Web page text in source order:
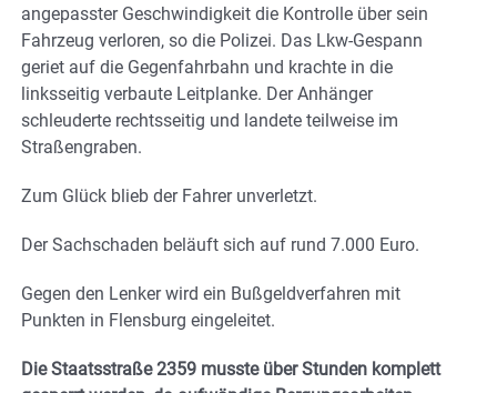
angepasster Geschwindigkeit die Kontrolle über sein
Fahrzeug verloren, so die Polizei. Das Lkw-Gespann
geriet auf die Gegenfahrbahn und krachte in die
linksseitig verbaute Leitplanke. Der Anhänger
schleuderte rechtsseitig und landete teilweise im
Straßengraben.
Zum Glück blieb der Fahrer unverletzt.
Der Sachschaden beläuft sich auf rund 7.000 Euro.
Gegen den Lenker wird ein Bußgeldverfahren mit
Punkten in Flensburg eingeleitet.
Die Staatsstraße 2359 musste über Stunden komplett